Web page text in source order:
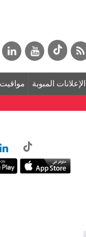
الإعلانات المبوبة